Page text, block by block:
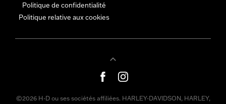
Politique de confidentialité
Politique relative aux cookies
©2026 H-D ou ses sociétés affiliées. HARLEY-DAVIDSON, HARLEY,